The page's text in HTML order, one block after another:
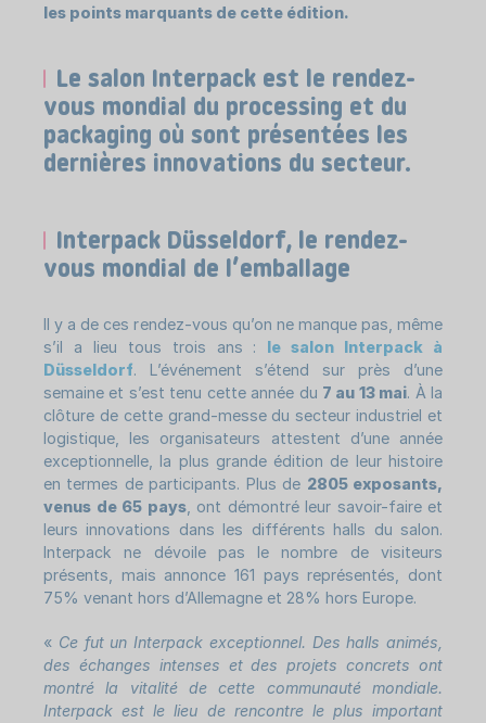
les points marquants de cette édition.
Le salon Interpack est le rendez-
vous mondial du processing et du
packaging où sont présentées les
dernières innovations du secteur.
Interpack Düsseldorf, le rendez-
vous mondial de l’emballage
Il y a de ces rendez-vous qu’on ne manque pas, même
s’il a lieu tous trois ans : le salon Interpack à
Düsseldorf. L’événement s’étend sur près d’une
semaine et s’est tenu cette année du 7 au 13 mai. À la
clôture de cette grand-messe du secteur industriel et
logistique, les organisateurs attestent d’une année
exceptionnelle, la plus grande édition de leur histoire
en termes de participants. Plus de 2805 exposants,
venus de 65 pays, ont démontré leur savoir-faire et
leurs innovations dans les différents halls du salon.
Interpack ne dévoile pas le nombre de visiteurs
présents, mais annonce 161 pays représentés, dont
75% venant hors d’Allemagne et 28% hors Europe.
« Ce fut un Interpack exceptionnel. Des halls animés,
des échanges intenses et des projets concrets ont
montré la vitalité de cette communauté mondiale.
Interpack est le lieu de rencontre le plus important